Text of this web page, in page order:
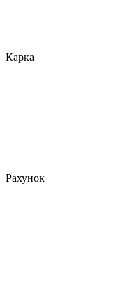
Карка
Рахунок